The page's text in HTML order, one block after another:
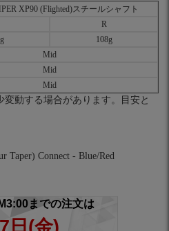
XP90 (Flighted)スチールシャフト
R
108g
Mid
Mid
Mid
動する場合があります。目安と
Taper) Connect - Blue/Red